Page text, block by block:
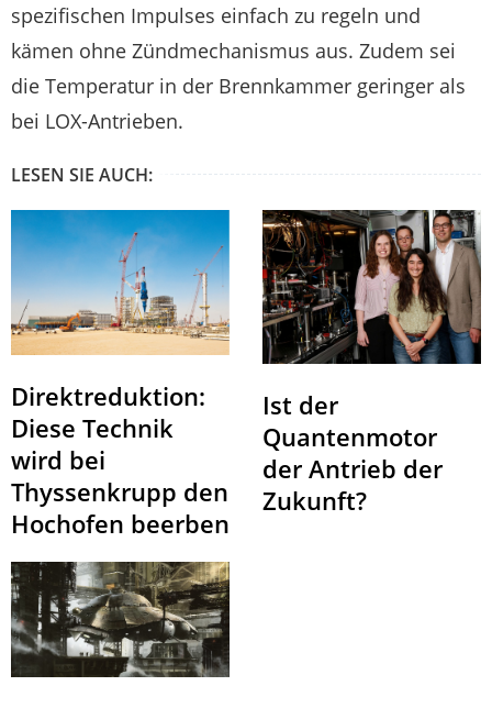
spezifischen Impulses einfach zu regeln und
kämen ohne Zündmechanismus aus. Zudem sei
die Temperatur in der Brennkammer geringer als
bei LOX-Antrieben.
LESEN SIE AUCH:
Direktreduktion:
Diese Technik
wird bei
Thyssenkrupp den
Hochofen beerben
Ist der
Quantenmotor
der Antrieb der
Zukunft?